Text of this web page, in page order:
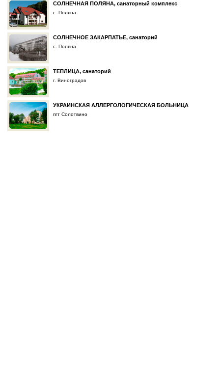
СОЛНЕЧНАЯ ПОЛЯНА, санаторный комплекс
с. Поляна
СОЛНЕЧНОЕ ЗАКАРПАТЬЕ, санаторий
с. Поляна
ТЕПЛИЦА, санаторий
г. Виноградов
УКРАИНСКАЯ АЛЛЕРГОЛОГИЧЕСКАЯ БОЛЬНИЦА
пгт Солотвино